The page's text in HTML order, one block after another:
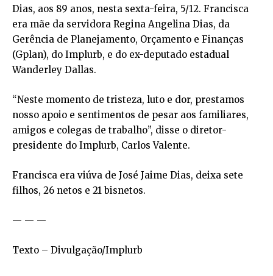
Dias, aos 89 anos, nesta sexta-feira, 5/12. Francisca
era mãe da servidora Regina Angelina Dias, da
Gerência de Planejamento, Orçamento e Finanças
(Gplan), do Implurb, e do ex-deputado estadual
Wanderley Dallas.
“Neste momento de tristeza, luto e dor, prestamos
nosso apoio e sentimentos de pesar aos familiares,
amigos e colegas de trabalho”, disse o diretor-
presidente do Implurb, Carlos Valente.
Francisca era viúva de José Jaime Dias, deixa sete
filhos, 26 netos e 21 bisnetos.
— — —
Texto – Divulgação/Implurb